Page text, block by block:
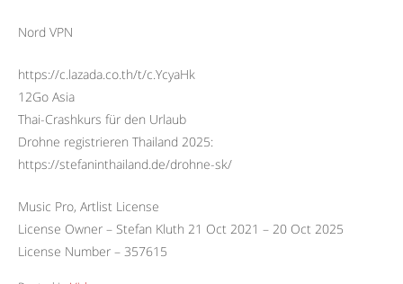
Nord VPN
https://c.lazada.co.th/t/c.YcyaHk
12Go Asia
Thai-Crashkurs für den Urlaub
Drohne registrieren Thailand 2025:
https://stefaninthailand.de/drohne-sk/
Music Pro, Artlist License
License Owner – Stefan Kluth 21 Oct 2021 – 20 Oct 2025
License Number – 357615